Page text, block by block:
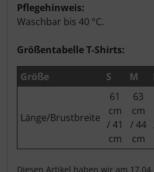
Pflegehinweis:
Waschbar bis 40 °C.
Größentabelle T-Shirts:
Größe S M
Länge/Brustbreite
61
cm
/ 41
cm
63
cm
/ 44
cm
Diesen Artikel haben wir am